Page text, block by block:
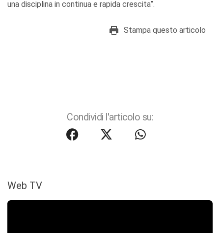
una disciplina in continua e rapida crescita”.
Stampa questo articolo
Condividi l'articolo su:
Web TV